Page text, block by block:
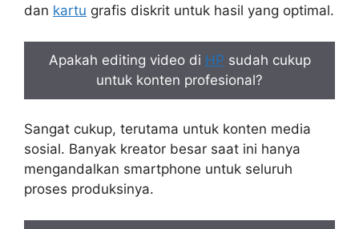
dan kartu grafis diskrit untuk hasil yang optimal.
Apakah editing video di HP sudah cukup
untuk konten profesional?
Sangat cukup, terutama untuk konten media
sosial. Banyak kreator besar saat ini hanya
mengandalkan smartphone untuk seluruh
proses produksinya.